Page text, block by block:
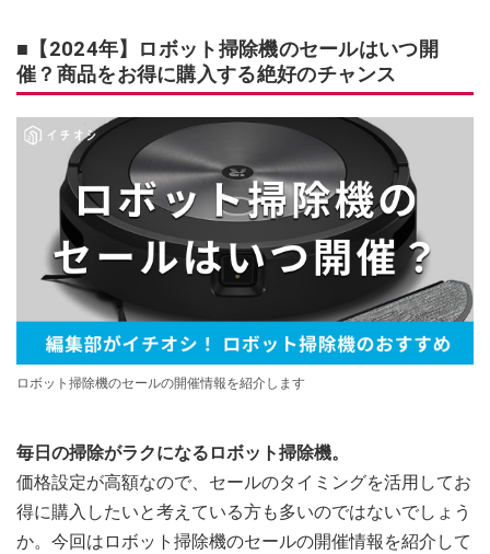
■【2024年】ロボット掃除機のセールはいつ開
催？商品をお得に購入する絶好のチャンス
ロボット掃除機のセールの開催情報を紹介します
毎日の掃除がラクになるロボット掃除機。
価格設定が高額なので、セールのタイミングを活用してお
得に購入したいと考えている方も多いのではないでしょう
か。今回はロボット掃除機のセールの開催情報を紹介して